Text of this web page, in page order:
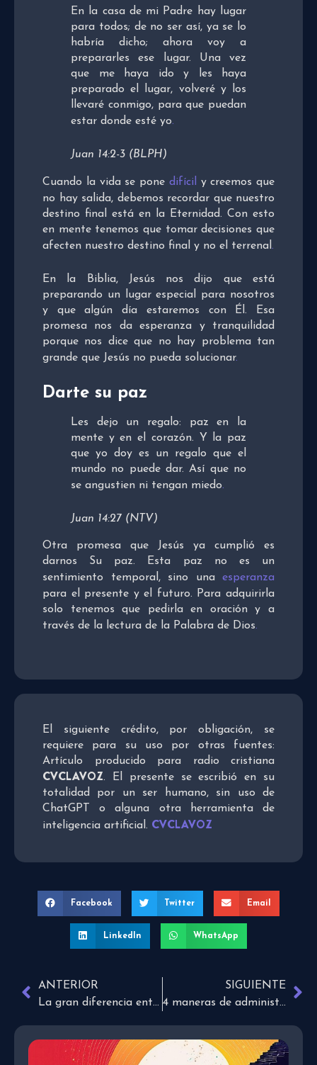
En la casa de mi Padre hay lugar
para todos; de no ser así, ya se lo
habría dicho; ahora voy a
prepararles ese lugar. Una vez
que me haya ido y les haya
preparado el lugar, volveré y los
llevaré conmigo, para que puedan
estar donde esté yo.
Juan 14:2-3 (BLPH)
Cuando la vida se pone difícil
y creemos que
no hay salida, debemos recordar que nuestro
destino final está en la Eternidad. Con esto
en mente tenemos que tomar decisiones que
afecten nuestro destino final y no el terrenal .
En la Biblia, Jesús nos dijo que está
preparando un lugar especial para nosotros
y que algún día estaremos con Él. Esa
promesa nos da esperanza y tranquilidad
porque nos dice que no hay problema tan
grande que Jesús no pueda solucionar.
Darte su paz
Les dejo un regalo: paz en la
mente y en el corazón. Y la paz
que yo doy es un regalo que el
mundo no puede dar. Así que no
se angustien ni tengan miedo.
Juan 14:27 (NTV)
Otra promesa que Jesús ya cumplió es
darnos Su paz. Esta paz no es un
sentimiento temporal, sino una esperanza
para el presente y el futuro. Para adquirirla
solo tenemos que pedirla en oración y a
través de la lectura de la Palabra de Dios.
El siguiente crédito, por obligación, se
requiere para su uso por otras fuentes:
Artículo producido para radio cristiana
CVCLAVOZ. El presente se escribió en su
totalidad por un ser humano, sin uso de
ChatGPT o alguna otra herramienta de
inteligencia artificial. CVCLAVOZ
Facebook Twitter Email
LinkedIn WhatsApp
ANTERIOR
La gran diferencia entre las metas y las resoluciones
SIGUIENTE
4 maneras de administrar mejor tu tiempo